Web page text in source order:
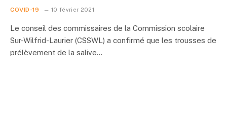
COVID-19 10 février 2021
Le conseil des commissaires de la Commission scolaire
Sur-Wilfrid-Laurier (CSSWL) a confirmé que les trousses de
prélèvement de la salive…